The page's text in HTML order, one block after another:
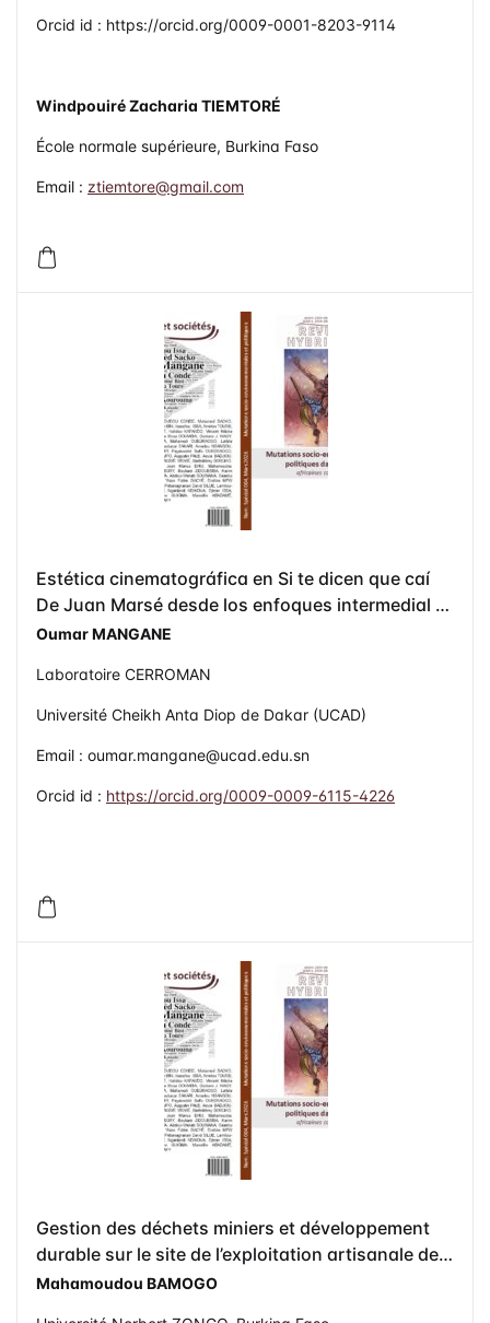
Orcid id : https://orcid.org/0009-0001-8203-9114
Windpouiré Zacharia TIEMTORÉ
École normale supérieure, Burkina Faso
Email : ztiemtore@gmail.com
Estética cinematográfica en Si te dicen que caí
De Juan Marsé desde los enfoques intermedial y
analítico
Oumar MANGANE
Laboratoire CERROMAN
Université Cheikh Anta Diop de Dakar (UCAD)
Email : oumar.mangane@ucad.edu.sn
Orcid id : https://orcid.org/0009-0009-6115-4226
Gestion des déchets miniers et développement
durable sur le site de l’exploitation artisanale de
l’or de Tangonie, (Burkina Faso)
Mahamoudou BAMOGO